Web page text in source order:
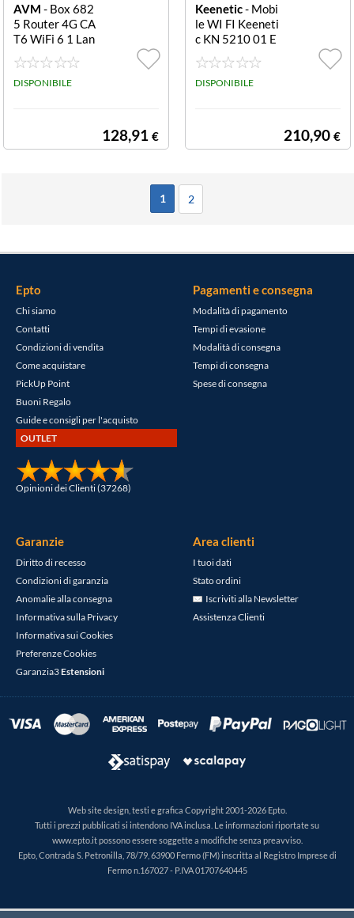
AVM - Box 682
5 Router 4G CA
T6 WiFi 6 1 Lan
Gbit 6825 4G In
ternational
DISPONIBILE
128,91 €
Keenetic- Mobi
le WI FI Keeneti
c KN 5210 01 E
U ROAMER Wh
ite e Grey
DISPONIBILE
210,90 €
1 2
Epto
Chi siamo
Contatti
Condizioni di vendita
Come acquistare
PickUp Point
Buoni Regalo
Guide e consigli per l'acquisto
OUTLET
Opinioni dei Clienti (37268)
Pagamenti e consegna
Modalità di pagamento
Tempi di evasione
Modalità di consegna
Tempi di consegna
Spese di consegna
Garanzie
Diritto di recesso
Condizioni di garanzia
Anomalie alla consegna
Informativa sulla Privacy
Informativa sui Cookies
Preferenze Cookies
Garanzia3Estensioni
Area clienti
I tuoi dati
Stato ordini
Iscriviti alla Newsletter
Assistenza Clienti
Web site design, testi e grafica Copyright 2001-2026 Epto.
Tutti i prezzi pubblicati si intendono IVA inclusa. Le informazioni riportate su
www.epto.it possono essere soggette a modifiche senza preavviso.
Epto, Contrada S. Petronilla, 78/79, 63900 Fermo (FM) inscritta al Registro Imprese di
Fermo n.167027 - P.IVA 01707640445